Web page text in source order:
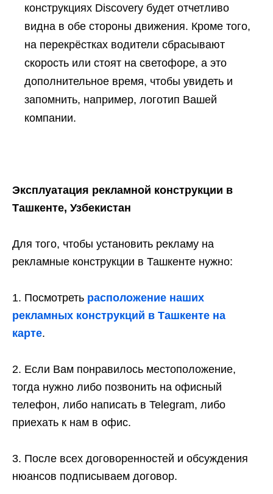
конструкциях Discovery будет отчетливо
видна в обе стороны движения. Кроме того,
на перекрёстках водители сбрасывают
скорость или стоят на светофоре, а это
дополнительное время, чтобы увидеть и
запомнить, например, логотип Вашей
компании.
Эксплуатация рекламной конструкции в
Ташкенте, Узбекистан
Для того, чтобы установить рекламу на
рекламные конструкции в Ташкенте нужно:
1. Посмотреть расположение наших
рекламных конструкций в Ташкенте на
карте.
2. Если Вам понравилось местоположение,
тогда нужно либо позвонить на офисный
телефон, либо написать в Telegram, либо
приехать к нам в офис.
3. После всех договоренностей и обсуждения
нюансов подписываем договор.